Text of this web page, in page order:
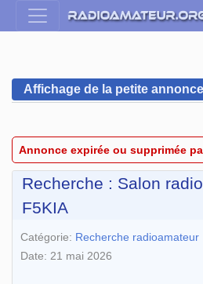
Affichage de la petite
Annonce expirée ou supprimée
Recherche : Salon
F5KIA
Catégorie: Recherche radioamateur
Date: 21 mai 2026